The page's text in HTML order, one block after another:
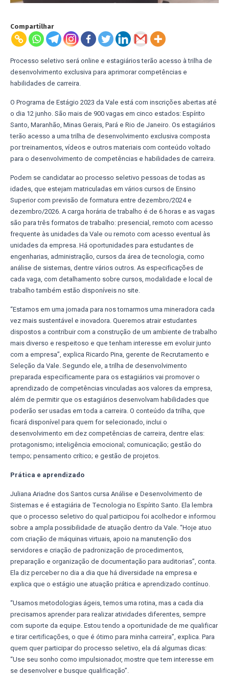
Compartilhar
Processo seletivo será online e estagiários terão acesso à trilha de
desenvolvimento exclusiva para aprimorar competências e
habilidades de carreira.
O Programa de Estágio 2023 da Vale está com inscrições abertas até
o dia 12 junho. São mais de 900 vagas em cinco estados: Espírito
Santo, Maranhão, Minas Gerais, Pará e Rio de Janeiro. Os estagiários
terão acesso a uma trilha de desenvolvimento exclusiva composta
por treinamentos, vídeos e outros materiais com conteúdo voltado
para o desenvolvimento de competências e habilidades de carreira.
Podem se candidatar ao processo seletivo pessoas de todas as
idades, que estejam matriculadas em vários cursos de Ensino
Superior com previsão de formatura entre dezembro/2024 e
dezembro/2026. A carga horária de trabalho é de 6 horas e as vagas
são para três formatos de trabalho: presencial, remoto com acesso
frequente às unidades da Vale ou remoto com acesso eventual às
unidades da empresa. Há oportunidades para estudantes de
engenharias, administração, cursos da área de tecnologia, como
análise de sistemas, dentre vários outros. As especificações de
cada vaga, com detalhamento sobre cursos, modalidade e local de
trabalho também estão disponíveis no site.
“Estamos em uma jornada para nos tornarmos uma mineradora cada
vez mais sustentável e inovadora. Queremos atrair estudantes
dispostos a contribuir com a construção de um ambiente de trabalho
mais diverso e respeitoso e que tenham interesse em evoluir junto
com a empresa”, explica Ricardo Pina, gerente de Recrutamento e
Seleção da Vale. Segundo ele, a trilha de desenvolvimento
preparada especificamente para os estagiários vai promover o
aprendizado de competências vinculadas aos valores da empresa,
além de permitir que os estagiários desenvolvam habilidades que
poderão ser usadas em toda a carreira. O conteúdo da trilha, que
ficará disponível para quem for selecionado, inclui o
desenvolvimento em dez competências de carreira, dentre elas:
protagonismo; inteligência emocional; comunicação; gestão do
tempo; pensamento crítico; e gestão de projetos.
Prática e aprendizado
Juliana Ariadne dos Santos cursa Análise e Desenvolvimento de
Sistemas e é estagiária de Tecnologia no Espírito Santo. Ela lembra
que o processo seletivo do qual participou foi acolhedor e informou
sobre a ampla possibilidade de atuação dentro da Vale. “Hoje atuo
com criação de máquinas virtuais, apoio na manutenção dos
servidores e criação de padronização de procedimentos,
preparação e organização de documentação para auditorias”, conta.
Ela diz perceber no dia a dia que há diversidade na empresa e
explica que o estágio une atuação prática e aprendizado contínuo.
“Usamos metodologias ágeis, temos uma rotina, mas a cada dia
precisamos aprender para realizar atividades diferentes, sempre
com suporte da equipe. Estou tendo a oportunidade de me qualificar
e tirar certificações, o que é ótimo para minha carreira”, explica. Para
quem quer participar do processo seletivo, ela dá algumas dicas:
“Use seu sonho como impulsionador, mostre que tem interesse em
se desenvolver e busque qualificação”.